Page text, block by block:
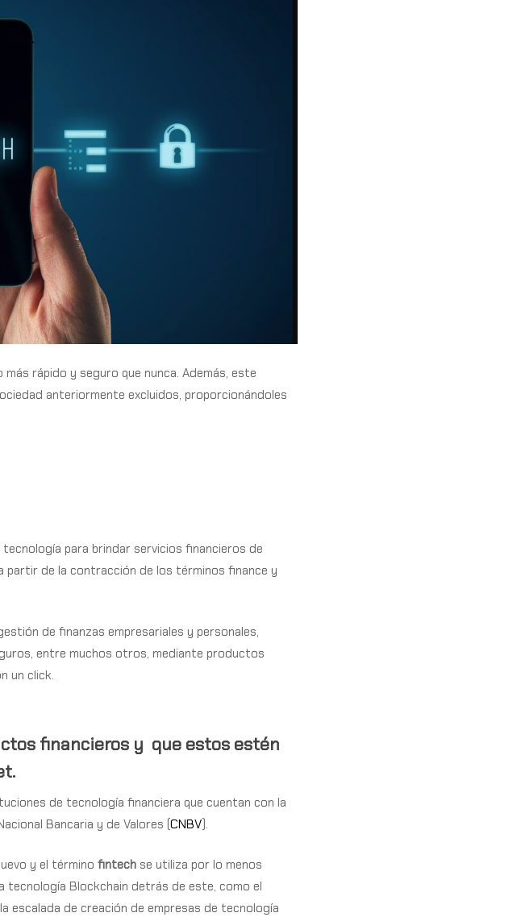
rápido y seguro que nunca. Además, este
anteriormente excluidos, proporcionándoles
para brindar servicios financieros de
partir de la contracción de los términosfinance y
de finanzas empresariales y personales,
entre muchos otros, mediante productos
un click.
financieros y que estos estén
de tecnología financiera que cuentan con la
Bancaria y de Valores (CNBV).
y el términofintech se utiliza por lo menos
tecnología Blockchain detrás de este, como el
escalada de creación de empresas de tecnología